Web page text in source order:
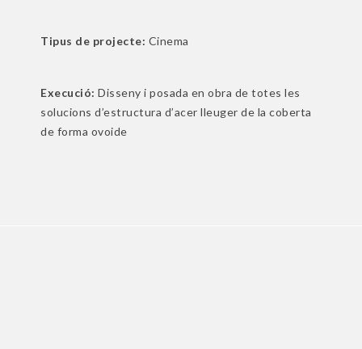
Tipus de projecte: Cinema
Execució: Disseny i posada en obra de totes les
solucions d’estructura d’acer lleuger de la coberta
de forma ovoide